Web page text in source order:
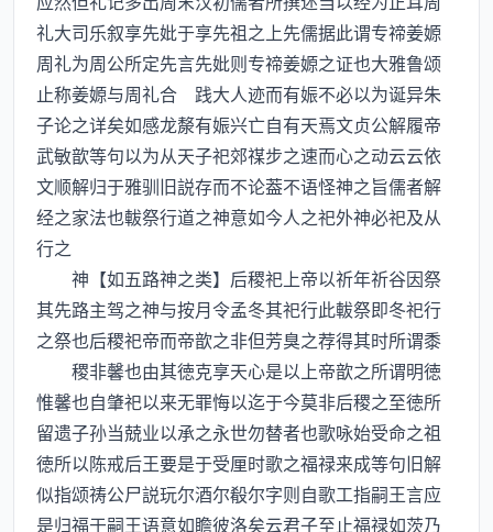
礼大司乐叙享先妣于享先祖之上先儒据此谓专禘姜嫄
周礼为周公所定先言先妣则专禘姜嫄之证也大雅鲁颂
止称姜嫄与周礼合 践大人迹而有娠不必以为诞异朱
子论之详矣如感龙漦有娠兴亡自有天焉文贞公解履帝
武敏歆等句以为从天子祀郊禖步之速而心之动云云依
文顺解归于雅驯旧説存而不论葢不语怪神之旨儒者解
经之家法也軷祭行道之神意如今人之祀外神必祀及从
行之
神【如五路神之类】后稷祀上帝以祈年祈谷因祭
其先路主驾之神与按月令孟冬其祀行此軷祭即冬祀行
之祭也后稷祀帝而帝歆之非但芳臭之荐得其时所谓黍
稷非馨也由其徳克享天心是以上帝歆之所谓明徳
惟馨也自肇祀以来无罪悔以迄于今莫非后稷之至徳所
留遗子孙当兢业以承之永世勿替者也歌咏始受命之祖
徳所以陈戒后王要是于受厘时歌之福禄来成等句旧解
似指颂祷公尸説玩尔酒尔殽尔字则自歌工指嗣王言应
是归福于嗣王语意如瞻彼洛矣云君子至止福禄如茨乃